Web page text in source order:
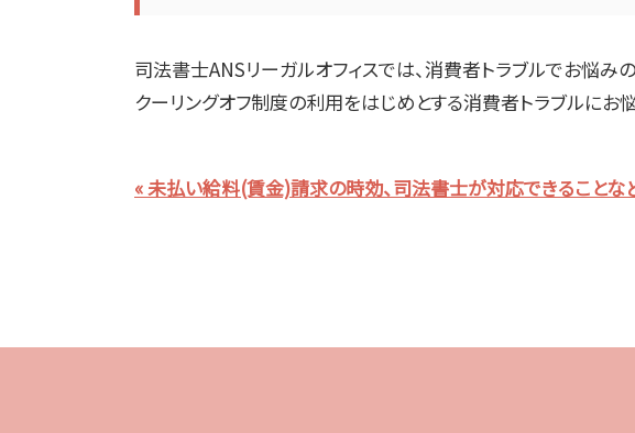
司法書士ANSリーガルオフィスでは、消費者トラブルでお悩み
クーリングオフ制度の利用をはじめとする消費者トラブルにお
« 未払い給料(賃金)請求の時効、司法書士が対応できることな